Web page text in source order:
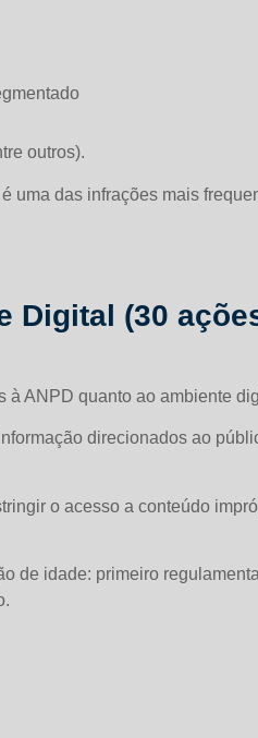
outros).
das infrações mais
Digital (30
à ANPD quanto ao ambiente
direcionados ao
o acesso a conteúdo
de idade: primeiro